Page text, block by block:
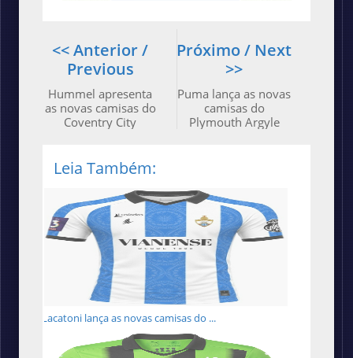
Próximo / Next
>>
Puma lança as novas
camisas do
Plymouth Argyle
<< Anterior /
Previous
Hummel apresenta
as novas camisas do
Coventry City
Leia Também:
Lacatoni lança as novas camisas do ...